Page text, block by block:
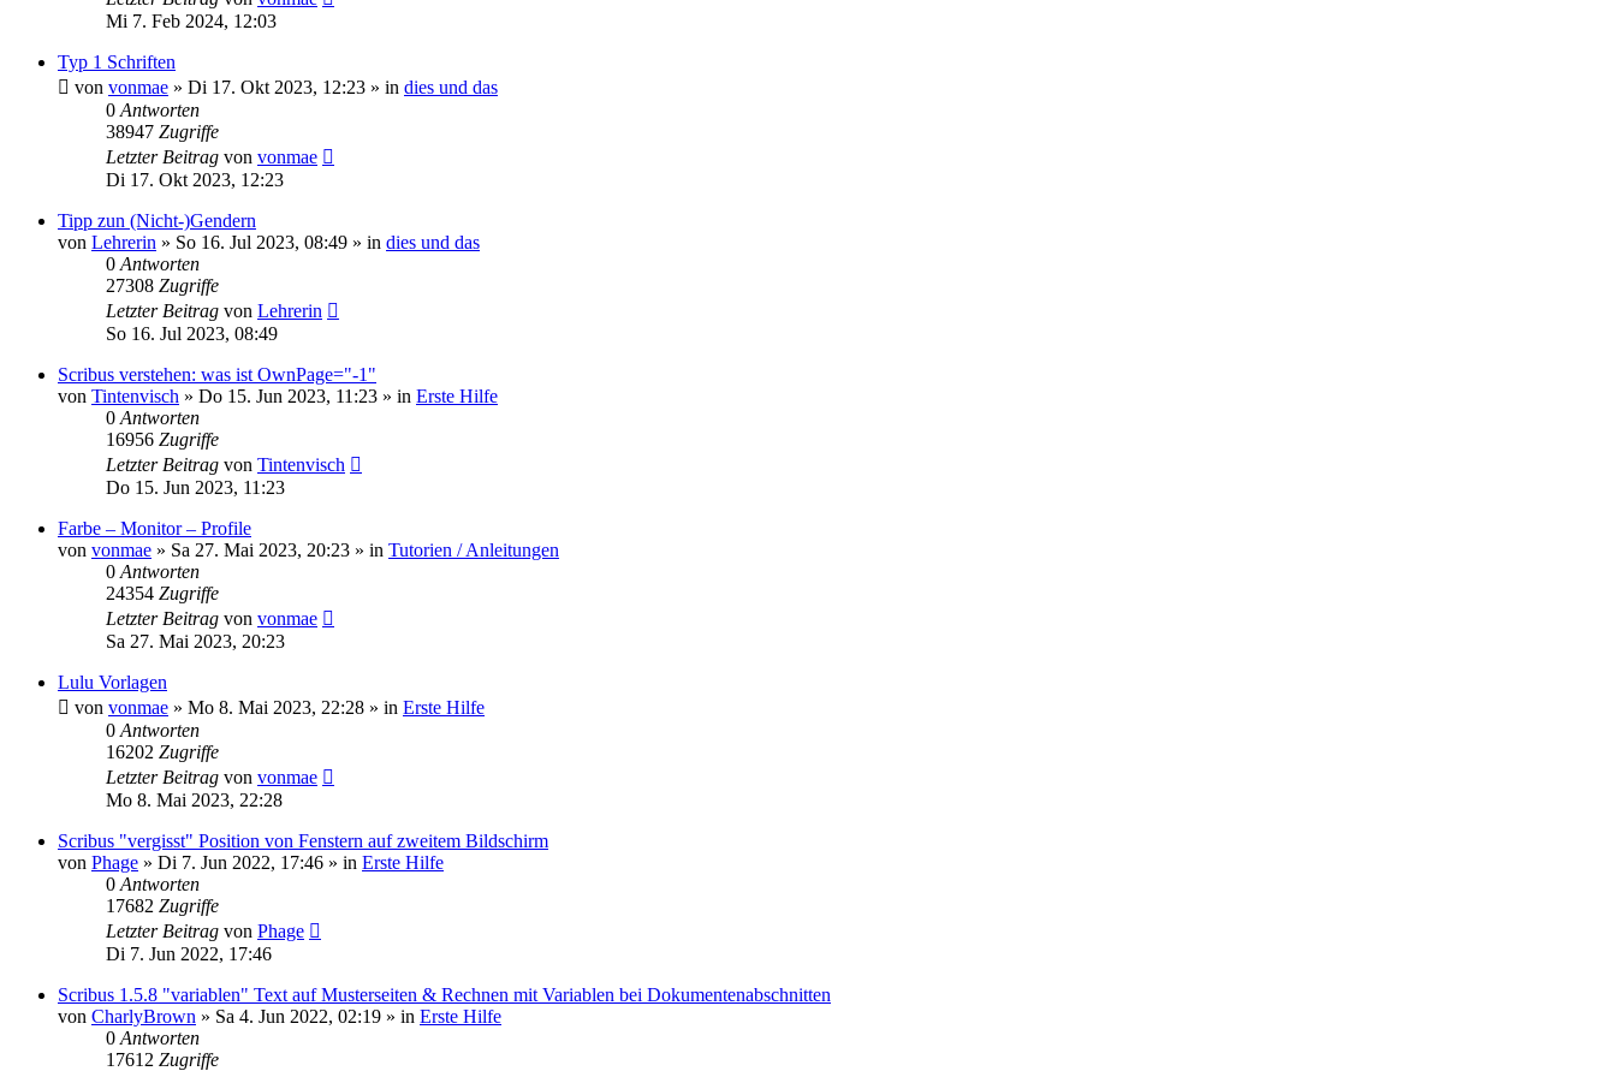
Mi 7. Feb 2024, 12:03
Typ 1 Schriften
von vonmae » Di 17. Okt 2023, 12:23 » in dies und das
0 Antworten
38947 Zugriffe
Letzter Beitrag von vonmae
Di 17. Okt 2023, 12:23
Tipp zun (Nicht-)Gendern
von Lehrerin » So 16. Jul 2023, 08:49 » in dies und das
0 Antworten
27308 Zugriffe
Letzter Beitrag von Lehrerin
So 16. Jul 2023, 08:49
Scribus verstehen: was ist OwnPage="-1"
von Tintenvisch » Do 15. Jun 2023, 11:23 » in Erste Hilfe
0 Antworten
16956 Zugriffe
Letzter Beitrag von Tintenvisch
Do 15. Jun 2023, 11:23
Farbe – Monitor – Profile
von vonmae » Sa 27. Mai 2023, 20:23 » in Tutorien / Anleitungen
0 Antworten
24354 Zugriffe
Letzter Beitrag von vonmae
Sa 27. Mai 2023, 20:23
Lulu Vorlagen
von vonmae » Mo 8. Mai 2023, 22:28 » in Erste Hilfe
0 Antworten
16202 Zugriffe
Letzter Beitrag von vonmae
Mo 8. Mai 2023, 22:28
Scribus "vergisst" Position von Fenstern auf zweitem Bildschirm
von Phage » Di 7. Jun 2022, 17:46 » in Erste Hilfe
0 Antworten
17682 Zugriffe
Letzter Beitrag von Phage
Di 7. Jun 2022, 17:46
Scribus 1.5.8 "variablen" Text auf Musterseiten & Rechnen mit Variablen bei Dokumentenabschnitten
von CharlyBrown » Sa 4. Jun 2022, 02:19 » in Erste Hilfe
0 Antworten
17612 Zugriffe